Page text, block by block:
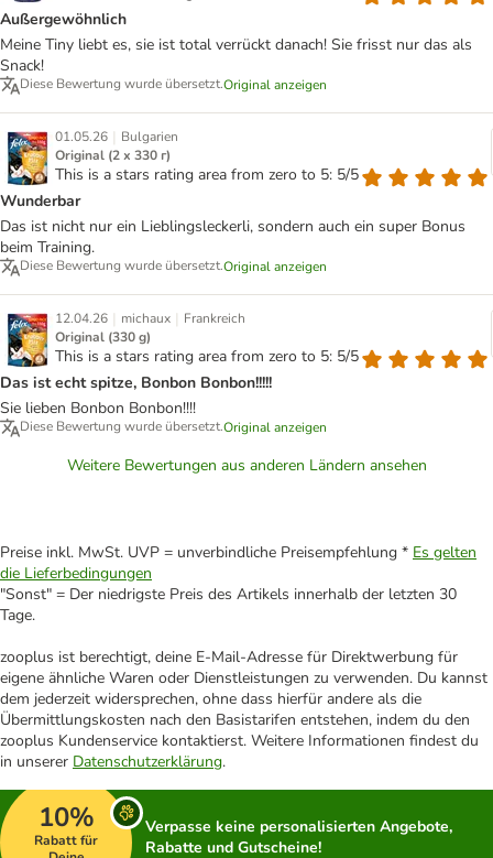
Außergewöhnlich
Meine Tiny liebt es, sie ist total verrückt danach! Sie frisst nur das als
Snack!
Diese Bewertung wurde übersetzt.Original anzeigen
01.05.26 | Bulgarien
Original (2 х 330 г)
This is a stars rating area from zero to 5: 5/5
Wunderbar
Das ist nicht nur ein Lieblingsleckerli, sondern auch ein super Bonus
beim Training.
Diese Bewertung wurde übersetzt.Original anzeigen
12.04.26 | michaux | Frankreich
Original (330 g)
This is a stars rating area from zero to 5: 5/5
Das ist echt spitze, Bonbon Bonbon!!!!!
Sie lieben Bonbon Bonbon!!!!
Diese Bewertung wurde übersetzt.Original anzeigen
Weitere Bewertungen aus anderen Ländern ansehen
Preise inkl. MwSt. UVP = unverbindliche Preisempfehlung * Es gelten
die Lieferbedingungen
"Sonst" = Der niedrigste Preis des Artikels innerhalb der letzten 30
Tage.
zooplus ist berechtigt, deine E-Mail-Adresse für Direktwerbung für
eigene ähnliche Waren oder Dienstleistungen zu verwenden. Du kannst
dem jederzeit widersprechen, ohne dass hierfür andere als die
Übermittlungskosten nach den Basistarifen entstehen, indem du den
zooplus Kundenservice kontaktierst. Weitere Informationen findest du
in unserer Datenschutzerklärung.
10%
Rabatt für
Verpasse keine personalisierten Angebote,
Rabatte und Gutscheine!